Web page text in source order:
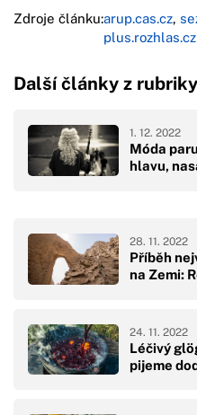
Zdroje článku:arup.cas.cz,
plus.rozhlas.cz
Další články z
Móda
hlavu,
1. 12. 2022
Příběh
na Zemi:
28. 11. 2022
Léčivý
pijeme
24. 11. 2022